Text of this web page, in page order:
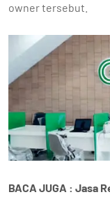
owner tersebut.
BACA JUGA : Jasa